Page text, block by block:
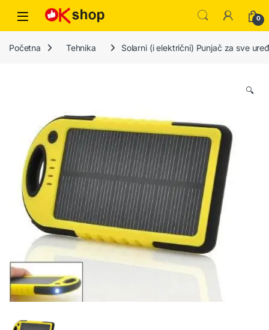
0
Početna Tehnika Solarni (i električni) Punjač za sve
🔍